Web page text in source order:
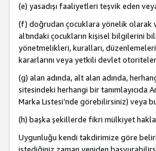
(e) yasadışı faaliyetleri teşvik eden
(f) doğrudan çocuklara yönelik olarak
altındaki çocukların kişisel bilgilerini
yönetmelikleri, kuralları,
kararlarını veya yetkili devlet
(g) alan adında, alt alan adında,
sitesindeki herhangi bir tanımlayıcıda
Marka Listesi’nde görebilirsiniz) veya
(h) başka şekillerde fikri mülkiyet
Uygunluğu kendi takdirimize göre
istediğiniz zaman yeniden